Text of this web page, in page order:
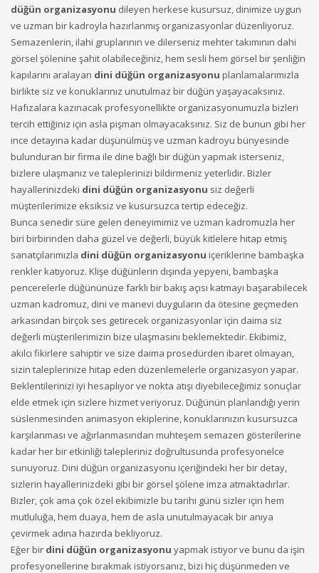
düğün organizasyonu dileyen herkese kusursuz, dinimize uygun
ve uzman bir kadroyla hazırlanmış organizasyonlar düzenliyoruz.
Semazenlerin, ilahi gruplarının ve dilerseniz mehter takımının dahi
görsel şölenine şahit olabileceğiniz, hem sesli hem görsel bir şenliğin
kapılarını aralayan dini düğün organizasyonu planlamalarımızla
birlikte siz ve konuklarınız unutulmaz bir düğün yaşayacaksınız.
Hafızalara kazınacak profesyonellikte organizasyonumuzla bizleri
tercih ettiğiniz için asla pişman olmayacaksınız. Siz de bunun gibi her
ince detayına kadar düşünülmüş ve uzman kadroyu bünyesinde
bulunduran bir firma ile dine bağlı bir düğün yapmak isterseniz,
bizlere ulaşmanız ve taleplerinizi bildirmeniz yeterlidir. Bizler
hayallerinizdeki dini düğün organizasyonu siz değerli
müşterilerimize eksiksiz ve kusursuzca tertip edeceğiz.
Bunca senedir süre gelen deneyimimiz ve uzman kadromuzla her
biri birbirinden daha güzel ve değerli, büyük kitlelere hitap etmiş
sanatçılarımızla dini düğün organizasyonu içeriklerine bambaşka
renkler katıyoruz. Klişe düğünlerin dışında yepyeni, bambaşka
pencerelerle düğününüze farklı bir bakış açısı katmayı başarabilecek
uzman kadromuz, dini ve manevi duyguların da ötesine geçmeden
arkasından birçok ses getirecek organizasyonlar için daima siz
değerli müşterilerimizin bize ulaşmasını beklemektedir. Ekibimiz,
akılcı fikirlere sahiptir ve size daima prosedürden ibaret olmayan,
sizin taleplerinize hitap eden düzenlemelerle organizasyon yapar.
Beklentilerinizi iyi hesaplıyor ve nokta atışı diyebileceğimiz sonuçlar
elde etmek için sizlere hizmet veriyoruz. Düğünün planlandığı yerin
süslenmesinden animasyon ekiplerine, konuklarınızın kusursuzca
karşılanması ve ağırlanmasından muhteşem semazen gösterilerine
kadar her bir etkinliği talepleriniz doğrultusunda profesyonelce
sunuyoruz. Dini düğün organizasyonu içeriğindeki her bir detay,
sizlerin hayallerinizdeki gibi bir görsel şölene imza atmaktadırlar.
Bizler, çok ama çok özel ekibimizle bu tarihi günü sizler için hem
mutluluğa, hem duaya, hem de asla unutulmayacak bir anıya
çevirmek adına hazırda bekliyoruz.
Eğer bir dini düğün organizasyonu yapmak istiyor ve bunu da işin
profesyonellerine bırakmak istiyorsanız, bizi hiç düşünmeden ve